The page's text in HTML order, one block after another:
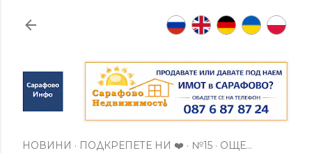
Пропускане към основното съдържание
НОВИНИ ПОДКРЕПЕТЕ НИ ❤️ №15 ОЩЕ…